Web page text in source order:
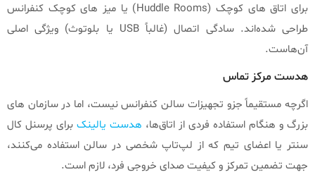
برای اتاق‌ های کوچک (Huddle Rooms) یا میز های کوچک کنفرانس
طراحی شده‌اند. سادگی اتصال (غالباً USB یا بلوتوث) ویژگی اصلی
آن‌هاست.
هدست مرکز تماس
اگرچه مستقیماً جزو تجهیزات سالن کنفرانس نیست، اما در سازمان‌ های
بزرگ و هنگام استفاده فردی از اتاق‌ها، هدست‌ یالینک برای پرسنل کال
سنتر یا اعضای تیم که از لپ‌تاپ شخصی در سالن استفاده می‌کنند،
جهت تضمین تمرکز و کیفیت صدای خروجی فرد، لازم است.